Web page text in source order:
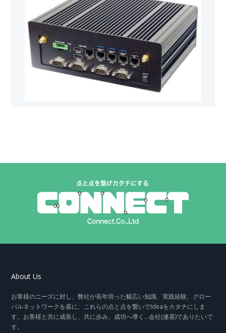
About Us
お客様のニーズに対し、弊社が長年培った幅広い知識、実践経験、グロー
バルネットワークを基に、これらの点と点を繋いでIdeaをカタチにしま
す。お客様と共に成長し、共に歩み、成功へ導く…会社(連基)でありたいで
す。